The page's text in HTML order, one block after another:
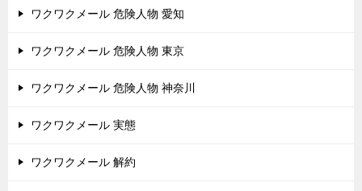
ワクワクメール 危険人物 愛知
ワクワクメール 危険人物 東京
ワクワクメール 危険人物 神奈川
ワクワクメール 実態
ワクワクメール 解約